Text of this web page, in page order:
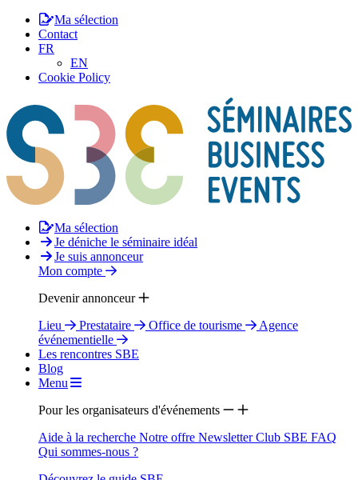
Ma sélection
Contact
FR
EN
Cookie Policy
Ma sélection
Je déniche le séminaire idéal
Je suis annonceur
Mon compte
Devenir annonceur
Lieu
Prestataire Office de tourisme
Agence
événementielle
Les rencontres SBE
Blog
Menu
Pour les organisateurs d'événements
Aide à la recherche Notre offre NewsletterClub SBE FAQ
Qui sommes-nous ?